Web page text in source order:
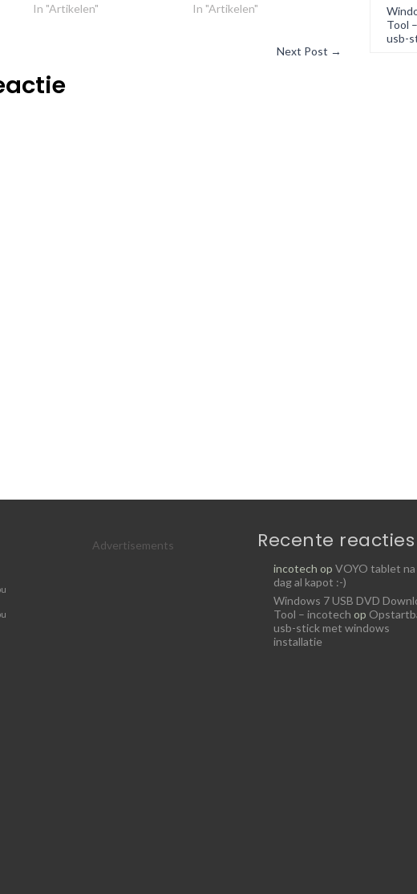
antwoord. Dit is afhankelijk
doet en kan wat…
In "Artikelen"
een ramp. Maar ook mijn
nu mogelijk was om deze…
In "Artikelen"
Next Post →
Tool
usb-
Advertisements Recente reacties
incotech op VOYO tablet na
dag al kapot :-)
Windows 7 USB DVD
Tool – incotech op
usb-stick met windows
installatie